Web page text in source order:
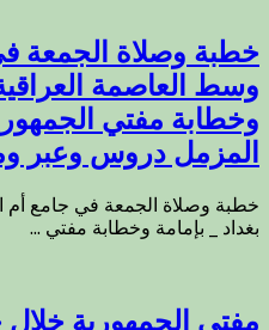
خطبة وصلاة الجمعة
وسط العاصمة
وخطابة مفتي
المزمل دروس وعبر
خطبة وصلاة الجمعة في جامع أم
بغداد _ بإمامة وخطابة مفتي ...
مفتي الجمهورية خلال